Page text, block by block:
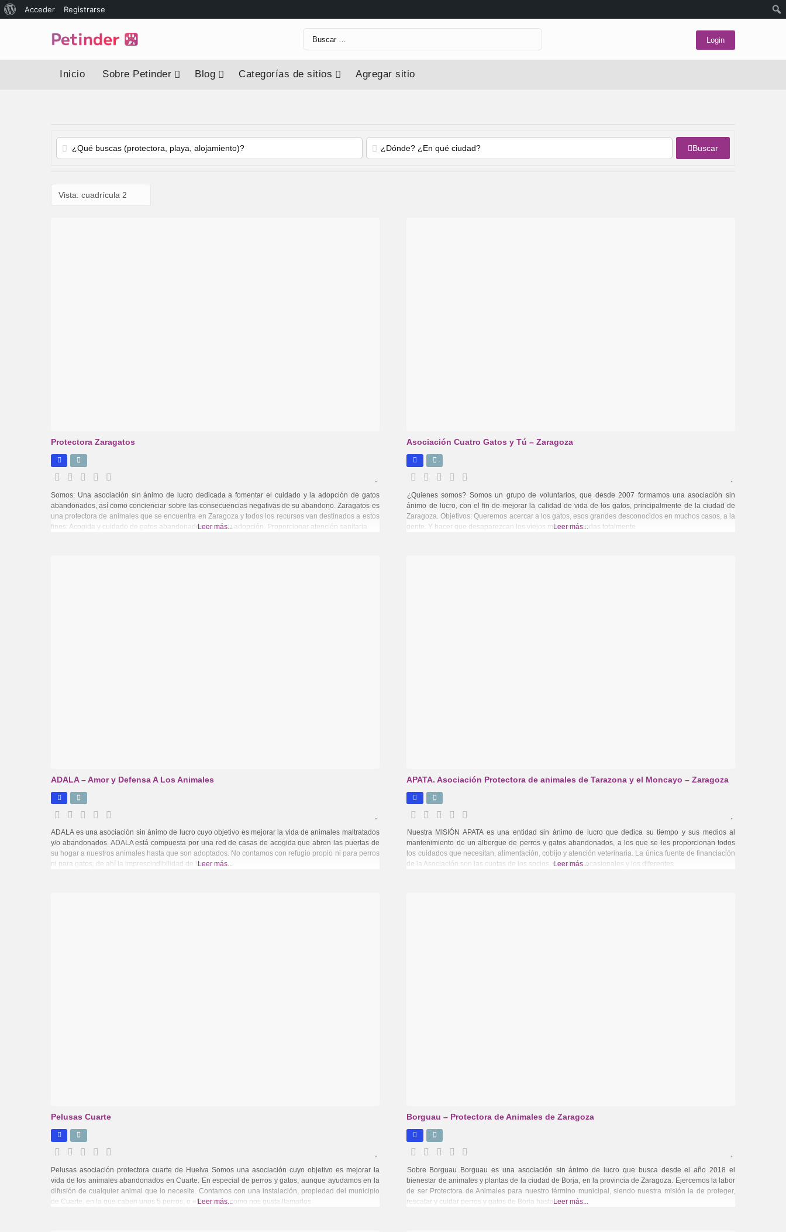
Acceder Registrarse
Login
Inicio Sobre Petinder Blog Categorías de sitios Agregar sitio
Buscar
Protectora Zaragatos
Somos: Una asociación sin ánimo de lucro dedicada a fomentar el cuidado y la adopción de gatos
abandonados, así como concienciar sobre las consecuencias negativas de su abandono. Zaragatos es
una protectora de animales que se encuentra en Zaragoza y todos los recursos van destinados a estos
fines: Acogida y cuidado de gatos abandonados hasta su adopción. Proporcionar atención sanitaria
Leer más...
Asociación Cuatro Gatos y Tú – Zaragoza
¿Quienes somos? Somos un grupo de voluntarios, que desde 2007 formamos una asociación sin
ánimo de lucro, con el fin de mejorar la calidad de vida de los gatos, principalmente de la ciudad de
Zaragoza. Objetivos: Queremos acercar a los gatos, esos grandes desconocidos en muchos casos, a la
gente. Y hacer que desaparezcan los viejos mitos y leyendas totalmente
Leer más...
ADALA – Amor y Defensa A Los Animales
ADALA es una asociación sin ánimo de lucro cuyo objetivo es mejorar la vida de animales maltratados
y/o abandonados. ADALA está compuesta por una red de casas de acogida que abren las puertas de
su hogar a nuestros animales hasta que son adoptados. No contamos con refugio propio ni para perros
ni para gatos, de ahí la imprescindibilidad de lasLeer más...
APATA. Asociación Protectora de animales de Tarazona y el Moncayo – Zaragoza
Nuestra MISIÓN APATA es una entidad sin ánimo de lucro que dedica su tiempo y sus medios al
mantenimiento de un albergue de perros y gatos abandonados, a los que se les proporcionan todos
los cuidados que necesitan, alimentación, cobijo y atención veterinaria. La única fuente de financiación
de la Asociación son las cuotas de los socios, donativos ocasionales y los diferentes
Leer más...
Pelusas Cuarte
Pelusas asociación protectora cuarte de Huelva Somos una asociación cuyo objetivo es mejorar la
vida de los animales abandonados en Cuarte. En especial de perros y gatos, aunque ayudamos en la
difusión de cualquier animal que lo necesite. Contamos con una instalación, propiedad del municipio
de Cuarte, en la que caben unos 5 perros, o «Pelusos», como nos gusta llamarlos
Leer más...
Borguau – Protectora de Animales de Zaragoza
Sobre Borguau Borguau es una asociación sin ánimo de lucro que busca desde el año 2018 el
bienestar de animales y plantas de la ciudad de Borja, en la provincia de Zaragoza. Ejercemos la labor
de ser Protectora de Animales para nuestro término municipal, siendo nuestra misión la de proteger,
rescatar y cuidar perros y gatos de Borja hasta queLeer más...